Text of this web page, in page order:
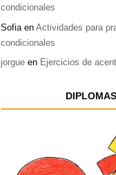
condicionales
Sofia enActividades para
condicionales
jorgue en Ejercicios de